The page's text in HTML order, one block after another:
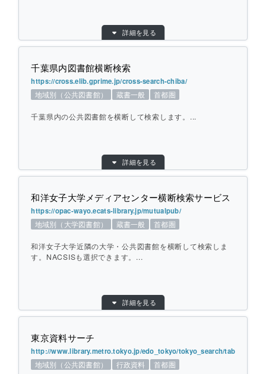
個別ページを開く
蔵書一般
ml
提供元： 埼玉県立図書館
地域： 首都圏
横断方式：
対象館のデータベースを横断して検索（カー
リル Unitrad API）
書館を横断して検索します。検索後、外部
サイト（NDLサーチ、CiNii Books）への
個別ページを開く
詳細を見る
千葉県内図書館横断検索
https://cross.elib.gprime.jp/cross-search-chiba/
地域別（公共図書館） 蔵書一般 首都圏
千葉県内の公共図書館を横断して検索します。...
蔵書一般
ba/
提供元： 千葉県立図書館
対象館数： 35
地域： 首都圏
横断方式： 対象館のデータベースを横断して検索
詳細を見る
和洋女子大学メディアセンター横断検索サービス
https://opac-wayo.ecats-library.jp/mutualpub/
地域別（大学図書館） 蔵書一般 首都圏
和洋女子大学近隣の大学・公共図書館を横断して検索しま
す。NACSISも選択できます。...
蔵書一般
b/
提供元： 和洋女子大学メディアセンター
対象館数： 7
詳細を見る
東京資料サーチ
http://www.library.metro.tokyo.jp/edo_tokyo/tokyo_search/tabid/3443/
地域別（公共図書館） 行政資料 首都圏